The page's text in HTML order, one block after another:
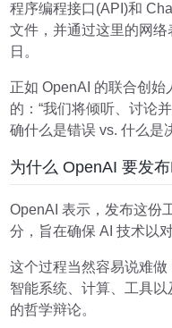
程序编程接口(API)和
文件，并通过这里的网
日。
正如 OpenAI 的联合创始
的：“我们将倾听、讨论
确什么是错误 vs. 什么是
为什么 OpenAI 要发
OpenAI 表示，发布这份
分，旨在确保 AI 技术以
这个过程当然容易说难做
智能系统、计算、工具
的哲学辩论。